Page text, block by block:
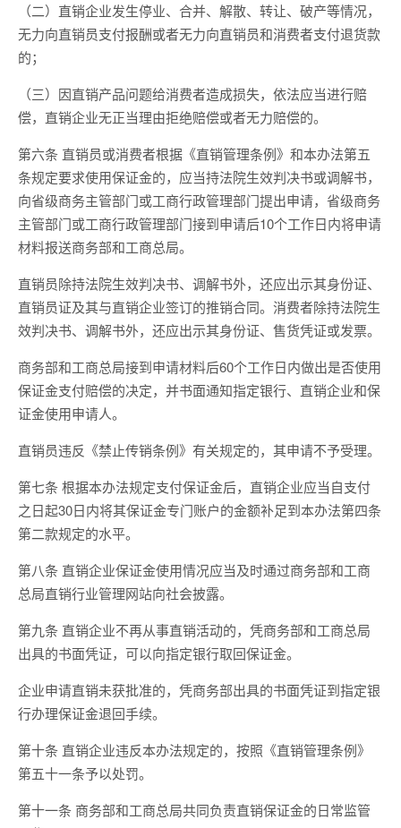
（二）直销企业发生停业、合并、解散、转让、破产等情况，
无力向直销员支付报酬或者无力向直销员和消费者支付退货款
的；
（三）因直销产品问题给消费者造成损失，依法应当进行赔
偿，直销企业无正当理由拒绝赔偿或者无力赔偿的。
第六条 直销员或消费者根据《直销管理条例》和本办法第五
条规定要求使用保证金的，应当持法院生效判决书或调解书，
向省级商务主管部门或工商行政管理部门提出申请，省级商务
主管部门或工商行政管理部门接到申请后10个工作日内将申请
材料报送商务部和工商总局。
直销员除持法院生效判决书、调解书外，还应出示其身份证、
直销员证及其与直销企业签订的推销合同。消费者除持法院生
效判决书、调解书外，还应出示其身份证、售货凭证或发票。
商务部和工商总局接到申请材料后60个工作日内做出是否使用
保证金支付赔偿的决定，并书面通知指定银行、直销企业和保
证金使用申请人。
直销员违反《禁止传销条例》有关规定的，其申请不予受理。
第七条 根据本办法规定支付保证金后，直销企业应当自支付
之日起30日内将其保证金专门账户的金额补足到本办法第四条
第二款规定的水平。
第八条 直销企业保证金使用情况应当及时通过商务部和工商
总局直销行业管理网站向社会披露。
第九条 直销企业不再从事直销活动的，凭商务部和工商总局
出具的书面凭证，可以向指定银行取回保证金。
企业申请直销未获批准的，凭商务部出具的书面凭证到指定银
行办理保证金退回手续。
第十条 直销企业违反本办法规定的，按照《直销管理条例》
第五十一条予以处罚。
第十一条 商务部和工商总局共同负责直销保证金的日常监管